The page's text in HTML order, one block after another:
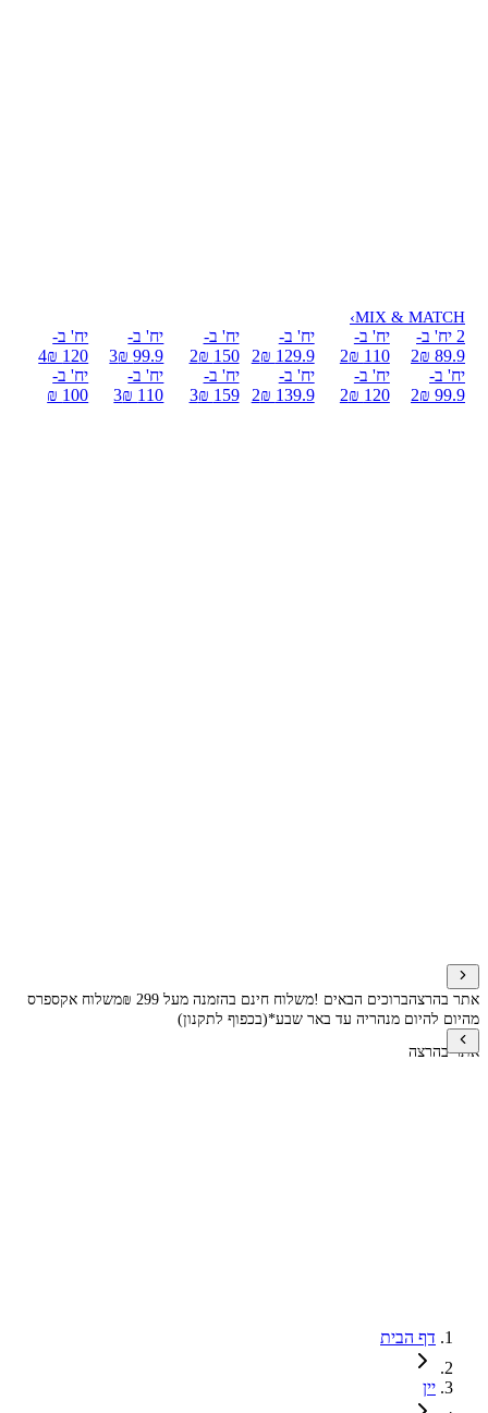
MIX & MATCH
›
2 יח' ב-
89.9 ₪
2
יח' ב-
99.9 ₪
2
יח' ב-
110 ₪
2
יח' ב-
120 ₪
2
יח' ב-
129.9 ₪
2
יח' ב-
139.9 ₪
2
יח' ב-
150 ₪
2
יח' ב-
159 ₪
3
יח' ב-
99.9 ₪
3
יח' ב-
110 ₪
3
יח' ב-
120 ₪
4
יח' ב-
100 ₪
אתר בהרצהברוכים הבאים !משלוח חינם בהזמנה מעל 299 ₪
משלוח אקספרס
מהיום להיום מנהריה עד באר שבע*(בכפוף לתקנון)
אתר בהרצה
דף הבית
יין